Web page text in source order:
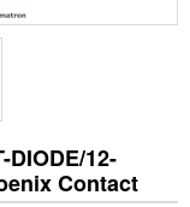
12-
Contact